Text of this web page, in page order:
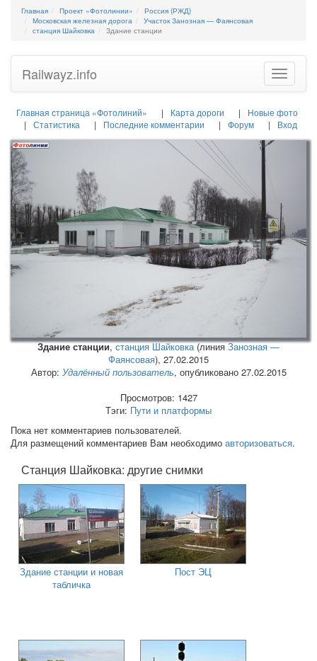
Главная Проект «Фотолинии»
Россия (РЖД)
Московская железная дорога
Участок Занозная — Фаянсовая
станция Шайковка
Здание станции
Toggle
Railwayz.info
Главная страница «Фотолиний» Карта дороги
Новые фото
Статистика
Последние комментарии Форум Вход
Здание станции,станция Шайковка (линияЗанозная —
Фаянсовая), 27.02.2015
Автор: Удалённый пользователь, опубликовано 27.02.2015
Просмотров: 1427
Тэги: Пути и платформы
Пока нет комментариев пользователей.
Для размещений комментариев Вам необходимо авторизоваться.
Станция Шайковка: другие снимки
Здание станции и новая
табличка
Пост ЭЦ